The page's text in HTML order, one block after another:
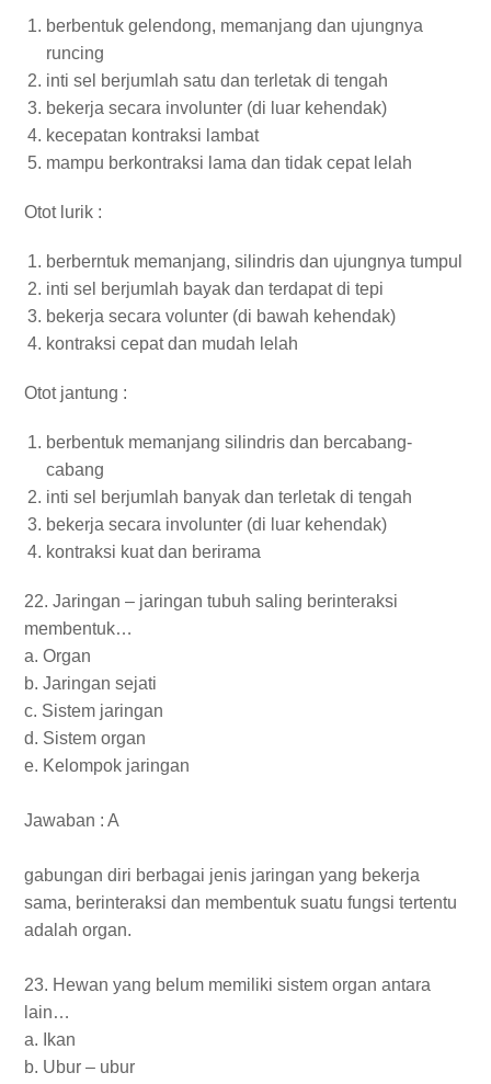
berbentuk gelendong, memanjang dan ujungnya
runcing
inti sel berjumlah satu dan terletak di tengah
bekerja secara involunter (di luar kehendak)
kecepatan kontraksi lambat
mampu berkontraksi lama dan tidak cepat lelah
Otot lurik :
berberntuk memanjang, silindris dan ujungnya tumpul
inti sel berjumlah bayak dan terdapat di tepi
bekerja secara volunter (di bawah kehendak)
kontraksi cepat dan mudah lelah
Otot jantung :
berbentuk memanjang silindris dan bercabang-
cabang
inti sel berjumlah banyak dan terletak di tengah
bekerja secara involunter (di luar kehendak)
kontraksi kuat dan berirama
22. Jaringan – jaringan tubuh saling berinteraksi
membentuk…
a. Organ
b. Jaringan sejati
c. Sistem jaringan
d. Sistem organ
e. Kelompok jaringan
Jawaban : A
gabungan diri berbagai jenis jaringan yang bekerja
sama, berinteraksi dan membentuk suatu fungsi tertentu
adalah organ.
23. Hewan yang belum memiliki sistem organ antara
lain…
a. Ikan
b. Ubur – ubur